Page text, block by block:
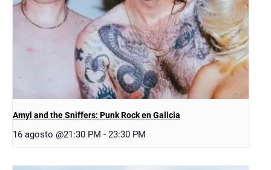
Amyl and the Sniffers: Punk Rock en Galicia
16 agosto @21:30 PM - 23:30 PM